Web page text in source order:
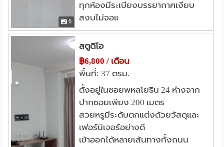
6
ทุกห้องมีระเบียงบรรยากาศเงียบ
สงบไม่จอแ
สตูดิโอ
฿6,800 / เดือน
พื้นที่: 37 ตรม.
ตั้งอยู่ในซอยพหลโยธิน 24 ห่างจาก
ปากซอยเพียง 200 เมตร
สวยหรูมีระดับตกแต่งด้วยวัสดุและ
เฟอร์นิเจอร์อย่างดี
เข้าออกได้หลายเส้นทางทั้งถนน